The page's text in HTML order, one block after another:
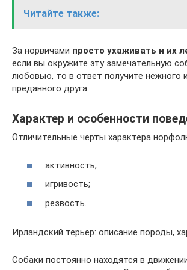
Читайте также:
За норвичами просто ухаживать и их
если вы окружите эту замечательную
любовью, то в ответ получите нежного
преданного друга.
Характер и особенности
Отличительные черты характера
активность;
игривость;
резвость.
Ирландский терьер: описание породы,
Собаки постоянно находятся в